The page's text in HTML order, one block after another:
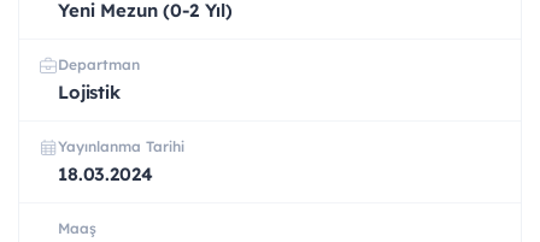
Yeni Mezun (0-2 Yıl)
Departman
Lojistik
Yayınlanma Tarihi
18.03.2024
Maaş